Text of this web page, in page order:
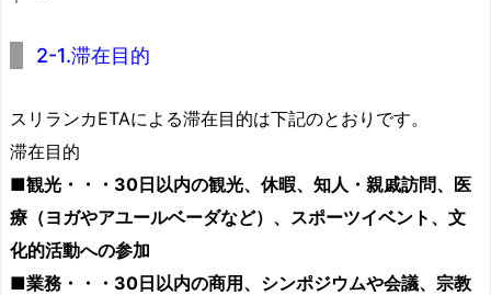
2-1.滞在目的
スリランカETAによる滞在目的は下記のとおりです。
滞在目的
■観光・・・30日以内の観光、休暇、知人・親戚訪問、医
療（ヨガやアユールベーダなど）、スポーツイベント、文
化的活動への参加
■業務・・・30日以内の商用、シンポジウムや会議、宗教